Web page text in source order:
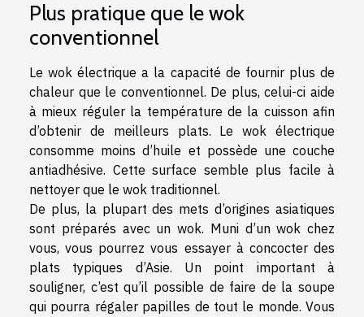
Plus pratique que le wok
conventionnel
Le wok électrique a la capacité de fournir plus de
chaleur que le conventionnel. De plus, celui-ci aide
à mieux réguler la température de la cuisson afin
d’obtenir de meilleurs plats. Le wok électrique
consomme moins d’huile et possède une couche
antiadhésive. Cette surface semble plus facile à
nettoyer que le wok traditionnel.
De plus, la plupart des mets d’origines asiatiques
sont préparés avec un wok. Muni d’un wok chez
vous, vous pourrez vous essayer à concocter des
plats typiques d’Asie. Un point important à
souligner, c’est qu’il possible de faire de la soupe
qui pourra régaler papilles de tout le monde. Vous